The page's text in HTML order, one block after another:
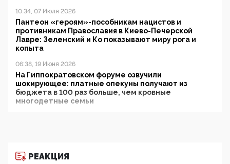
10:34, 07 Июля 2026
Пантеон «героям»-пособникам нацистов и
противникам Православия в Киево-Печерской
Лавре: Зеленский и Ко показывают миру рога и
копыта
06:38, 19 Июня 2026
На Гиппократовском форуме озвучили
шокирующее: платные опекуны получают из
бюджета в 100 раз больше, чем кровные
многодетные семьи
11:53, 09 Июня 2026
РЕАКЦИЯ